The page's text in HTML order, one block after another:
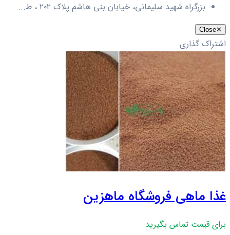
بزرگراه شهید سلیمانی، خیابان بنی هاشم پلاک ۲۰۲ ، ط...
✕
Close
اشتراک گذاری
غذا ماهی فروشگاه ماهزین
برای قیمت تماس بگیرید